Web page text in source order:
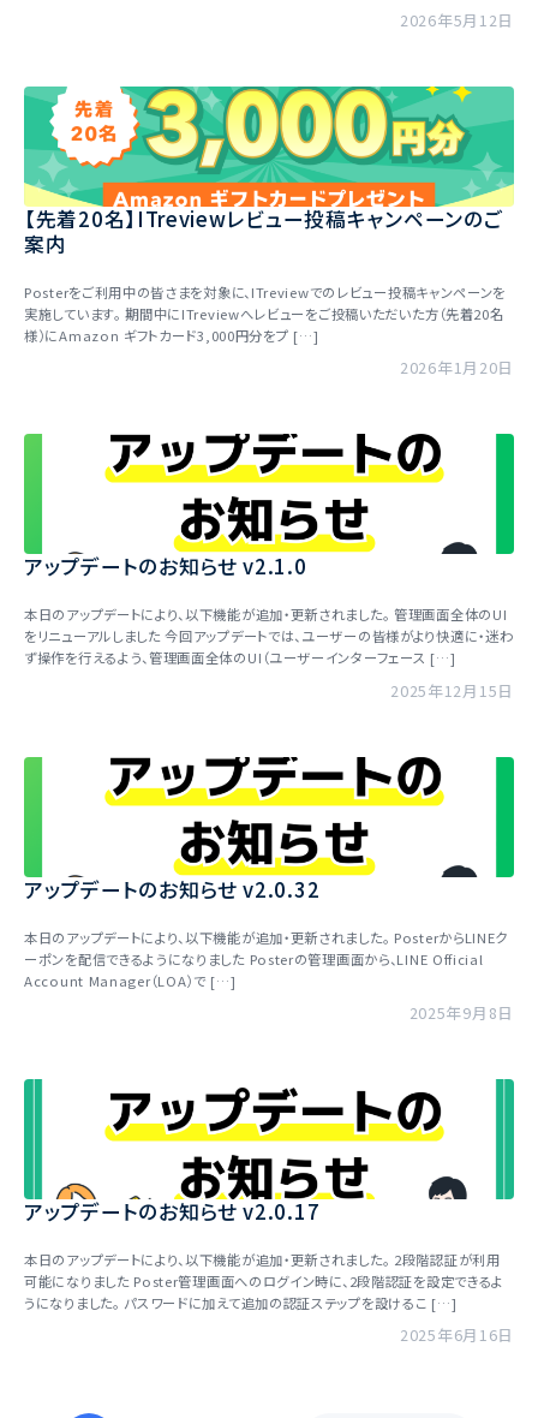
2026年5月12日
【先着20名】ITreviewレビュー投稿キャンペーンのご
案内
Posterをご利用中の皆さまを対象に、ITreviewでのレビュー投稿キャンペーンを
実施しています。 期間中にITreviewへレビューをご投稿いただいた方（先着20名
様）にAmazon ギフトカード3,000円分をプ […]
2026年1月20日
アップデートのお知らせ v2.1.0
本日のアップデートにより、以下機能が追加・更新されました。 管理画面全体のUI
をリニューアルしました 今回アップデートでは、ユーザーの皆様がより快適に・迷わ
ず操作を行えるよう、管理画面全体のUI（ユーザーインターフェース […]
2025年12月15日
アップデートのお知らせ v2.0.32
本日のアップデートにより、以下機能が追加・更新されました。 PosterからLINEク
ーポンを配信できるようになりました Posterの管理画面から、LINE Official
Account Manager（LOA）で […]
2025年9月8日
アップデートのお知らせ v2.0.17
本日のアップデートにより、以下機能が追加・更新されました。 2段階認証が利用
可能になりました Poster管理画面へのログイン時に、2段階認証を設定できるよ
うになりました。 パスワードに加えて追加の認証ステップを設けるこ […]
2025年6月16日